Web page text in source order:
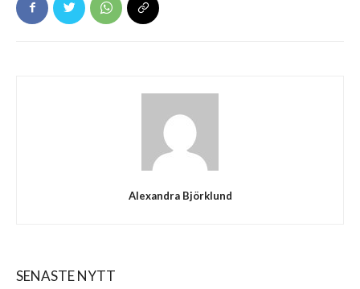
Alexandra Björklund
SENASTE NYTT